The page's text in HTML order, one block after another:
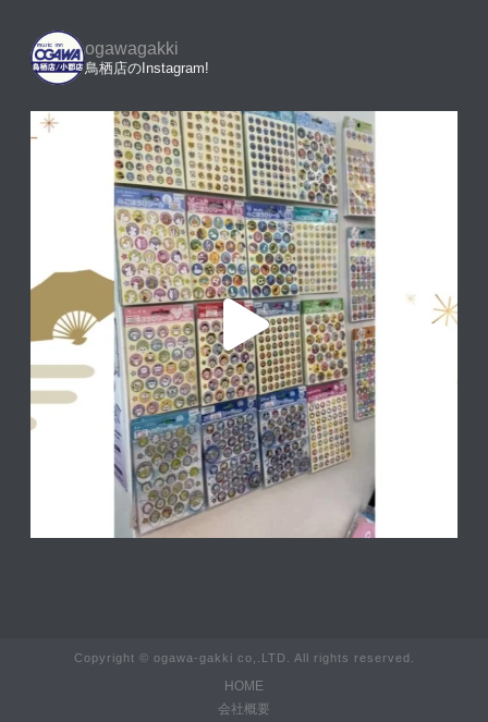
ogawagakki
鳥栖店のInstagram!
Copyright © ogawa-gakki co,.LTD. All rights reserved.
HOME
会社概要